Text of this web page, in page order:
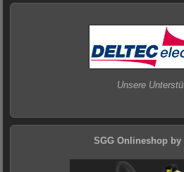
Unsere
SGG Onlineshop by